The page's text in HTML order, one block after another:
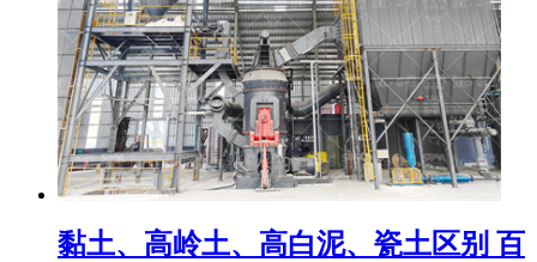
黏土、高岭土、高白泥、瓷土区别 百